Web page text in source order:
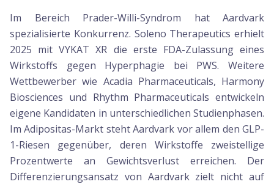
Im Bereich Prader-Willi-Syndrom hat Aardvark
spezialisierte Konkurrenz. Soleno Therapeutics erhielt
2025 mit VYKAT XR die erste FDA-Zulassung eines
Wirkstoffs gegen Hyperphagie bei PWS. Weitere
Wettbewerber wie Acadia Pharmaceuticals, Harmony
Biosciences und Rhythm Pharmaceuticals entwickeln
eigene Kandidaten in unterschiedlichen Studienphasen.
Im Adipositas-Markt steht Aardvark vor allem den GLP-
1-Riesen gegenüber, deren Wirkstoffe zweistellige
Prozentwerte an Gewichtsverlust erreichen. Der
Differenzierungsansatz von Aardvark zielt nicht auf